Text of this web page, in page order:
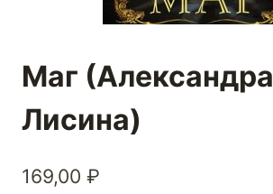
Маг (Александра
Лисина)
169,00 ₽